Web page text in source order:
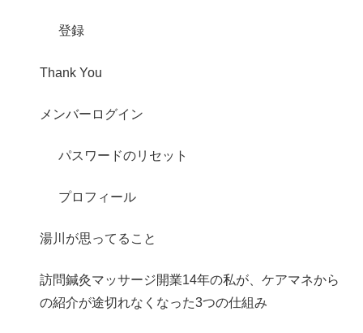
登録
Thank You
メンバーログイン
パスワードのリセット
プロフィール
湯川が思ってること
訪問鍼灸マッサージ開業14年の私が、ケアマネから
の紹介が途切れなくなった3つの仕組み